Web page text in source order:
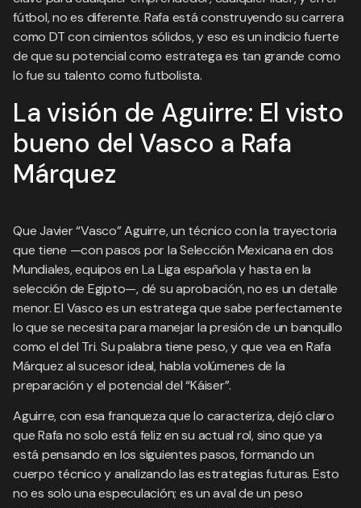
fútbol, no es diferente. Rafa está construyendo su carrera
como DT con cimientos sólidos, y eso es un indicio fuerte
de que su potencial como estratega es tan grande como
lo fue su talento como futbolista.
La visión de Aguirre: El visto
bueno del Vasco a Rafa
Márquez
Que Javier “Vasco” Aguirre, un técnico con la trayectoria
que tiene —con pasos por la Selección Mexicana en dos
Mundiales, equipos en La Liga española y hasta en la
selección de Egipto—, dé su aprobación, no es un detalle
menor. El Vasco es un estratega que sabe perfectamente
lo que se necesita para manejar la presión de un banquillo
como el del Tri. Su palabra tiene peso, y que vea en Rafa
Márquez al sucesor ideal, habla volúmenes de la
preparación y el potencial del “Káiser”.
Aguirre, con esa franqueza que lo caracteriza, dejó claro
que Rafa no solo está feliz en su actual rol, sino que ya
está pensando en los siguientes pasos, formando un
cuerpo técnico y analizando las estrategias futuras. Esto
no es solo una especulación; es un aval de un peso